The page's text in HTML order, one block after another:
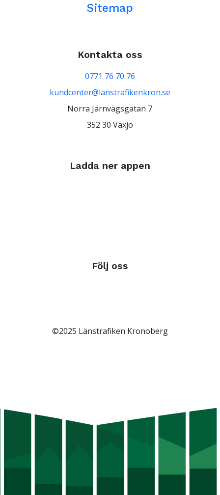
Sitemap
Kontakta oss
0771 76 70 76
kundcenter@lanstrafikenkron.se
Norra Järnvägsgatan 7
352 30 Växjö
Ladda ner appen
Följ oss
©2025 Länstrafiken Kronoberg